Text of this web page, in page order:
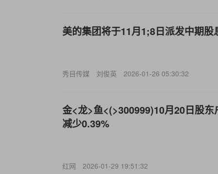
美的集团将于11月1;8日派发中期股
秀目传媒 刘俊英 2026-01-26 05:30:32
金<龙>鱼<(>300999)10月20日股
减少0.39%
红网 2026-01-29 19:51:32